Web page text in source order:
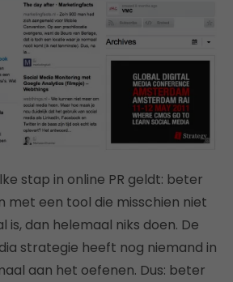
stap in online PR geldt: beter
met een tool die misschien niet
dan helemaal niks doen. De
strategie heeft nog niemand in
aan het oefenen. Dus: beter